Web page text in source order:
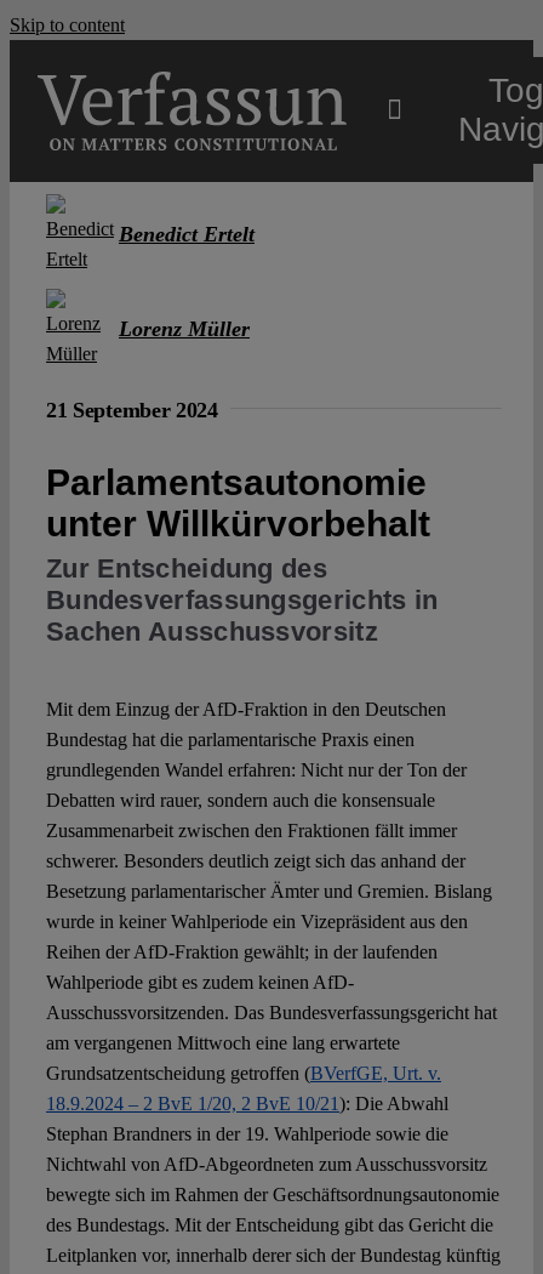
Skip to content
Authors
Spotlight
Benedict Ertelt
Lorenz Müller
21 September 2024
Parlamentsautonomie
unter Willkürvorbehalt
Zur Entscheidung des
Bundesverfassungsgerichts in
Sachen Ausschussvorsitz
Mit dem Einzug der AfD-Fraktion in den Deutschen
Bundestag hat die parlamentarische Praxis einen
grundlegenden Wandel erfahren: Nicht nur der Ton der
Debatten wird rauer, sondern auch die konsensuale
Zusammenarbeit zwischen den Fraktionen fällt immer
schwerer. Besonders deutlich zeigt sich das anhand der
Besetzung parlamentarischer Ämter und Gremien. Bislang
wurde in keiner Wahlperiode ein Vizepräsident aus den
Reihen der AfD-Fraktion gewählt; in der laufenden
Wahlperiode gibt es zudem keinen AfD-
Ausschussvorsitzenden. Das Bundesverfassungsgericht hat
am vergangenen Mittwoch eine lang erwartete
Grundsatzentscheidung getroffen (BVerfGE, Urt. v.
18.9.2024 – 2 BvE 1/20, 2 BvE 10/21): Die Abwahl
Stephan Brandners in der 19. Wahlperiode sowie die
Nichtwahl von AfD-Abgeordneten zum Ausschussvorsitz
bewegte sich im Rahmen der Geschäftsordnungsautonomie
des Bundestags. Mit der Entscheidung gibt das Gericht die
Leitplanken vor, innerhalb derer sich der Bundestag künftig